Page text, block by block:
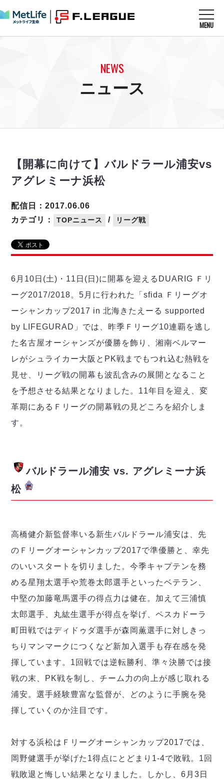
MENU
U-23選抜
メディア情報
フットサル日本代表
戦績表
警告・退場・出場停止選手
個人ランキング｜ゴール
個人ランキング｜シュート
個人ランキング｜シュート成功率
メットライフ生命Ｆ２リーグ
試合日程
順位表
戦績表
警告・退場・出場停止選手
個人ランキング｜シュート
個人ランキング｜シュート成功率
個人ランキング｜第2PK
メットライフ生命Ｆリーグカップ 2026
試合日程・結果
チケット情報
過去の記録
エスポラーダ北海道
バルドラール浦安
しながわシティ
立川アスレティックFC
ペスカドーラ町田
湘南ベルマーレ
名古屋オーシャンズ
シュライカー大阪
ボルクバレット北九州
バサジィ大分
メットライフ生命Ｆ２リーグ
ヴォスクオーレ仙台
リガーレヴィア葛飾
Y．S．C．C．横浜
ポルセイド浜田
ミラクルスマイル新居浜
アリーナ情報 ARENA
リーグ概要 ABOUT US
リーグ概要
日本フットサルリーグについて
大会概要
リーグ要項
クラブライセンス関連
アリーナ観戦マナー&ルール
過去の記録 ARCHIVE
過去の試合記録
ディビジョン1 試合記録
ディビジョン2 試合記録
Ｆリーグカップ 試合記録
リーグ統計データ
記念ゴール
ハットトリック
担当審判員
エスポラーダ北海道
バルドラール浦安
フウガドールすみだ
立川アスレティックFC
ペスカドーラ町田
湘南ベルマーレ
ボアルース長野
名古屋オーシャンズ
シュライカー大阪
ボルクバレット北九州
選手の通算記録（Ｆ２）
ヴォスクオーレ仙台
マルバ水戸FC
リガーレヴィア葛飾
Y．S．C．C．横浜
アグレミーナ浜松
デウソン神戸
ポルセイド浜田
プロジェクト PROJECT
ABeam AWARD
DIVISION 01
DIVISION
FOLLOW US!
NEWS
ニュース
【開幕に向けて】バルドラール浦安vs
アグレミーナ浜松
カテゴリ： TOPニュース / リーグ戦
配信日：2017.06.06
6月10日(土)・11日(日)に開幕を迎えるDUARIG Ｆリ
ーグ2017/2018。5月に行われた「sfida Ｆリーグオ
ーシャンカップ2017 in 北海きたえーる supported
by LIFEGURAD」では、昨季Ｆリーグ10連覇を逃し
た名古屋オーシャンズが優勝を飾り、湘南ベルマー
レがシュライカー大阪とPK戦までもつれ込む熱戦を
見せ、リーグ戦の開幕も波乱含みの展開となること
を予想させる結果となりました。11年目を迎え、変
革期にあるＦリーグの開幕戦の見どころを紹介しま
す。
バルドラール浦安 vs. アグレミーナ浜
松
高橋健介新監督率いる新生バルドラール浦安は、先
のＦリーグオーシャンカップ2017で準優勝と、幸先
のいいスタートを切りました。今季キャプテンを務
める星翔太選手や荒巻太郎選手といったベテラン、
中堅の加藤竜馬選手の得点力は健在。加えて三浦慎
太郎選手、丸紘生選手が得点を挙げ、ペスカドーラ
町田戦ではディドゥダ選手が森岡薫選手に対しきっ
ちりマンマークにつくなど新加入選手も存在感を発
揮しています。1回戦では逆転勝利、準々決勝では接
戦の末、PK戦を制し、チーム力の向上が感じ取れる
浦安。選手経験豊富な監督が、どのように手腕を発
揮していくのか注目です。
対する浜松はＦリーグオーシャンカップ2017では、
岡野健選手が挙げた1得点にとどまり1-4で敗戦。1回
戦敗退と悔しい結果となりました。しかし、6月3日